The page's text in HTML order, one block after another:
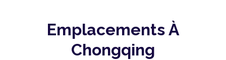
Emplacements À
Chongqing